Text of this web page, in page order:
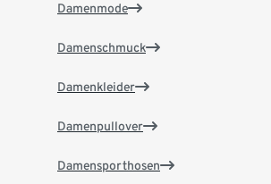
Damenmode
Damenschmuck
Damenkleider
Damenpullover
Damensporthosen